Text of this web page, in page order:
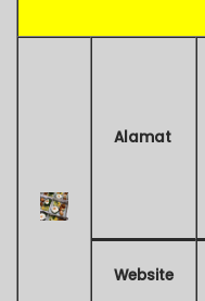
Alamat
Website